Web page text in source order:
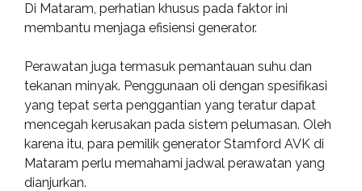
Di Mataram, perhatian khusus pada faktor ini
membantu menjaga efisiensi generator.
Perawatan juga termasuk pemantauan suhu dan
tekanan minyak. Penggunaan oli dengan spesifikasi
yang tepat serta penggantian yang teratur dapat
mencegah kerusakan pada sistem pelumasan. Oleh
karena itu, para pemilik generator Stamford AVK di
Mataram perlu memahami jadwal perawatan yang
dianjurkan.